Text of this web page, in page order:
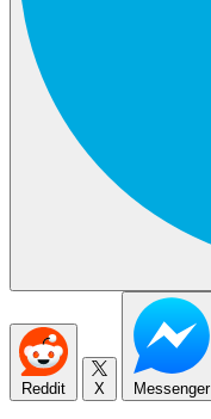
Reddit X Messenger